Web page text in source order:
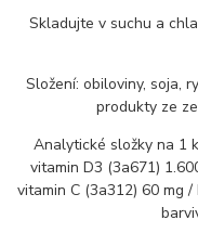
Skladujte v suchu a
Složení: obiloviny, soja,
produkty ze
Analytické složky na 1
vitamin D3 (3a671)
vitamin C (3a312) 60 mg